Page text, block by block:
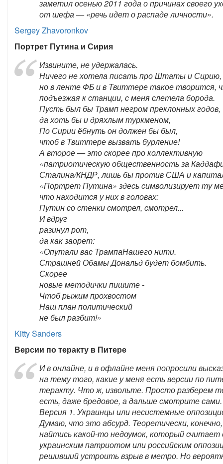
заметил осенью 2011 года о причинах своего
от шефа — «речь идет о распаде личности».
Sergey Zhavoronkov
Портрет Путина и Сирия
Извините, не удержалась.
Ничего не хотела писать про Штаты и Сирию,
но в ленте ФБ и в Твиттере такое творится,
подъезжая к станции, с меня слетела борода.
Пусть был бы Трамп негром преклонных годов,
да хоть бы и дряхлым туркменом,
По Сирии ёбнуть он должен бы был,
чтоб в Твиттере вызвать бурление!
А второе — это скорее про коллективную
«патриотическую общественность за
Сталина/КНДР, лишь бы против США и
«Портрет Путина» здесь символизирует ту
что находится у них в головах:
Путин со стенки смотрел, смотрел...
И вдруг
разинул рот,
да как заорет:
«Опутали вас ТрампаНашего нити.
Страшней Обамы Дональд будет бомбить.
Скорее
новые методички пишите -
Чтоб рыжим прохвостом
Наш план политический
не был разбит!»
Kitty Sanders
Версии по теракту в Питере
И в онлайне, и в офлайне меня попросили
на тему того, какие у меня есть версии по
теракту. Что ж, извольте. Просто разберем
есть, даже бредовое, а дальше смотрите сами.
Версия 1. Украинцы или несистемные
Думаю, что это абсурд. Теоретически,
найтись какой-то недоумок, который считает
украинским патриотом или российским
решивший устроить взрыв в метро. Но